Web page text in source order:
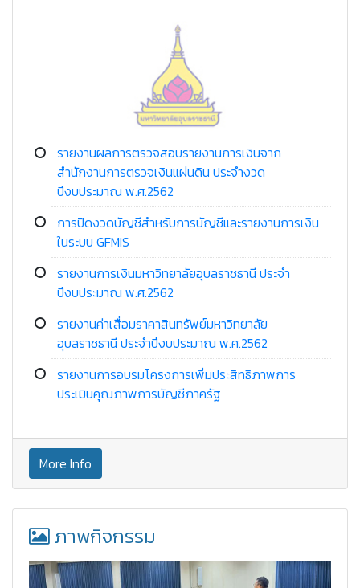
รายงานผลการตรวจสอบรายงานการเงินจาก
สำนักงานการตรวจเงินแผ่นดิน ประจำงวด
ปีงบประมาณ พ.ศ.2562
การปิดงวดบัญชีสำหรับการบัญชีและรายงานการเงิน
ในระบบ GFMIS
รายงานการเงินมหาวิทยาลัยอุบลราชธานี ประจำ
ปีงบประมาณ พ.ศ.2562
รายงานค่าเสื่อมราคาสินทรัพย์มหาวิทยาลัย
อุบลราชธานี ประจำปีงบประมาณ พ.ศ.2562
รายงานการอบรมโครงการเพิ่มประสิทธิภาพการ
ประเมินคุณภาพการบัญชีภาครัฐ
More Info
ภาพกิจกรรม